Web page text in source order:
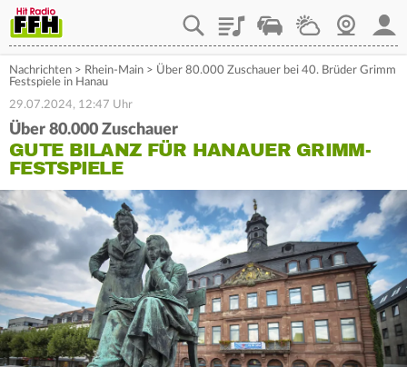
PlaylistStaupilotWetterWebcam
Nachrichten > Rhein-Main > Über 80.000 Zuschauer bei 40. Brüder Grimm
Festspiele in Hanau
29.07.2024, 12:47 Uhr
Über 80.000 Zuschauer
GUTE BILANZ FÜR HANAUER GRIMM-
FESTSPIELE